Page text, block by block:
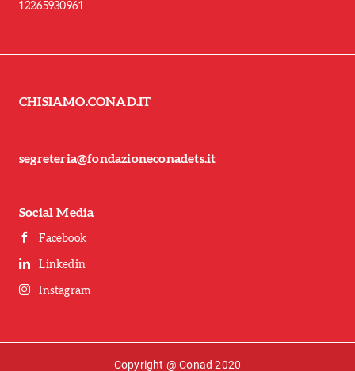
12265930961
CHISIAMO.CONAD.IT
segreteria@fondazioneconadets.it
Social Media
Facebook
Linkedin
Instagram
Copyright @ Conad 2020